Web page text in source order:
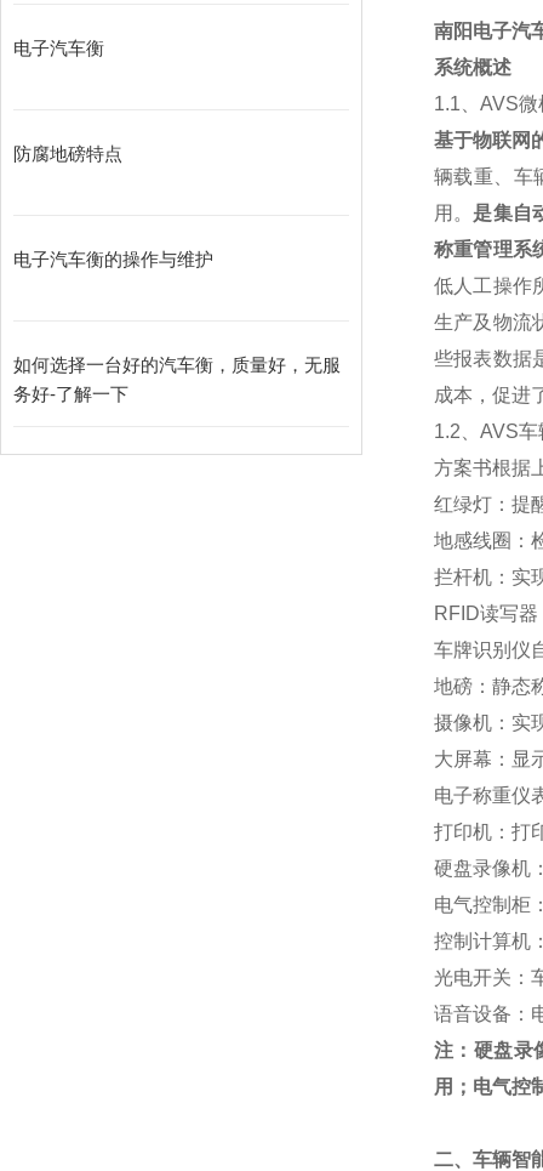
电子汽车衡
防腐地磅特点
电子汽车衡的操作与维护
如何选择一台好的汽车衡，质量好，无服
务好-了解一下
南阳电子汽
系统概述
1.1
AVS微
基于物联网
辆载重、车
用。 是集自
称重管理系
低人工操作
生产及物流
些报表数据
成本，促进
1.2 、AVS
方案书根据
红绿灯：提
地感线圈：
拦杆机：实
RFID读写器
车牌识别仪
地磅：静态
摄像机：实
大屏幕：显
电子称重仪
打印机：打
硬盘录像机
电气控制柜
控制计算机
光电开关：
语音设备：
注：硬盘录
用；电气控
二、车辆智